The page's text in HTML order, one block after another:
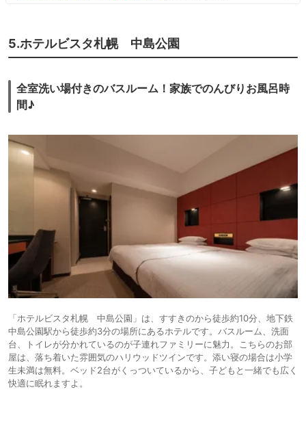
5.ホテルビスタ札幌 中島公園
全室洗い場付きのバスルーム！家族でのんびりお風呂時
間♪
「ホテルビスタ札幌 中島公園」は、すすきのから徒歩約10分、地下鉄
中島公園駅から徒歩約3分の場所にあるホテルです。バスルーム、洗面
台、トイレが分かれているのが子連れファミリーに魅力。こちらのお部
屋は、落ち着いた雰囲気のハリウッドツインです。添い寝の場合は小学
生未満は無料。ベッド2台がくっついているから、子どもと一緒でも広く
快適に眠れますよ。